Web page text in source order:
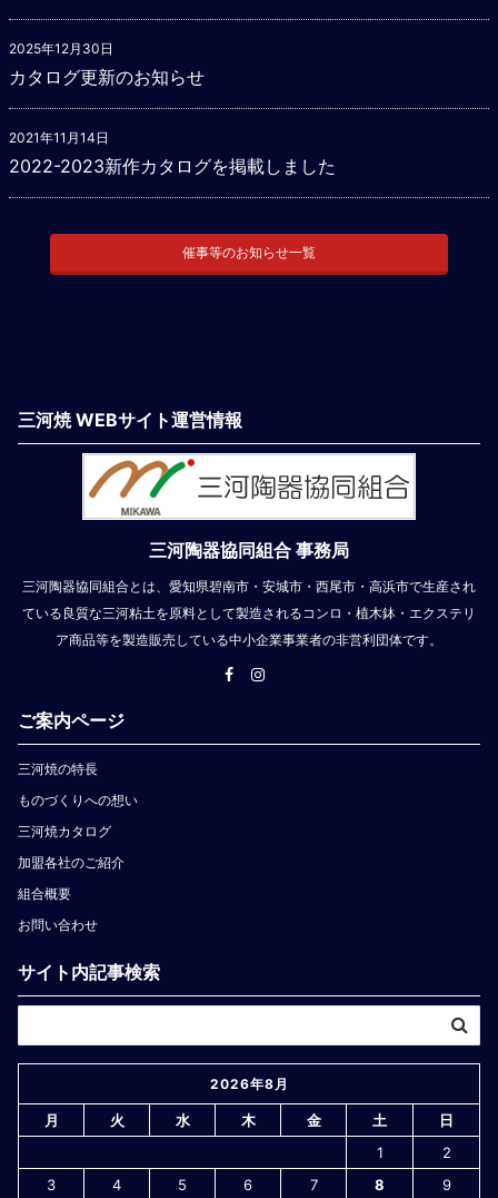
2025年12月30日
カタログ更新のお知らせ
2021年11月14日
2022-2023新作カタログを掲載しました
催事等のお知らせ一覧
三河焼 WEBサイト運営情報
三河陶器協同組合 事務局
三河陶器協同組合とは、愛知県碧南市・安城市・西尾市・高浜市で生産され
ている良質な三河粘土を原料として製造されるコンロ・植木鉢・エクステリ
ア商品等を製造販売している中小企業事業者の非営利団体です。
ご案内ページ
三河焼の特長
ものづくりへの想い
三河焼カタログ
加盟各社のご紹介
組合概要
お問い合わせ
サイト内記事検索
2026年8月
月 火 水 木 金 土
日
1
2
3
4 5 6 7 8 9